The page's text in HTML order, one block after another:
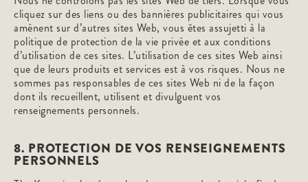
cliquez sur des liens ou des bannières publicitaires qui vous
amènent sur d’autres sites Web, vous êtes assujetti à la
politique de protection de la vie privée et aux conditions
d’utilisation de ces sites. L’utilisation de ces sites Web ainsi
que de leurs produits et services est à vos risques. Nous ne
sommes pas responsables de ces sites Web ni de la façon
dont ils recueillent, utilisent et divulguent vos
renseignements personnels.
8. PROTECTION DE VOS RENSEIGNEMENTS
PERSONNELS